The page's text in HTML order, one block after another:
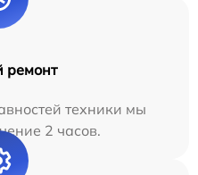
ремонт
техники мы
2 часов.